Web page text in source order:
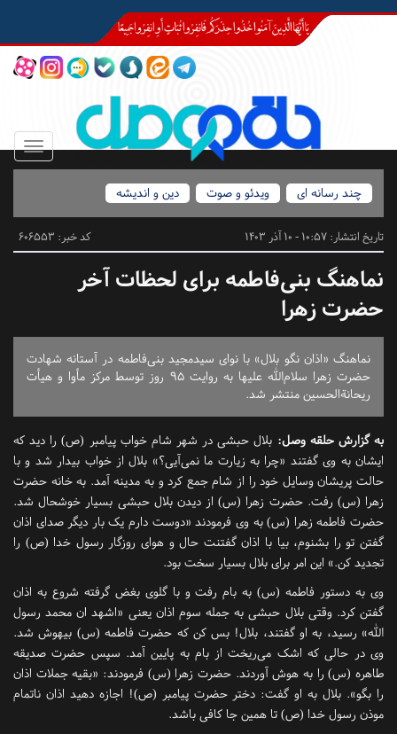
Toggle
چند رسانه ای
ویدئو و صوت دین و اندیشه
تاریخ انتشار: 10:57 - 10 آذر 1403 کد خبر: 606553
نماهنگ بنی‌فاطمه برای لحظات آخر
حضرت زهرا
نماهنگ «اذان نگو بلال» با نوای سیدمجید بنی‌فاطمه در آستانه شهادت
حضرت زهرا سلام‌الله علیها به روایت ۹۵ روز توسط مرکز مأوا و هیأت
ریحانةالحسین منتشر شد.
به گزارشحلقه وصل: بلال حبشی در شهر شام خواب پیامبر (ص) را دید که
ایشان به وی گفتند «چرا به زیارت ما نمی‌آیی؟» بلال از خواب بیدار شد و با
حالت پریشان وسایل خود را از شام جمع کرد و به مدینه آمد. به خانه حضرت
زهرا (س) رفت. حضرت زهرا (س) از دیدن بلال حبشی بسیار خوشحال شد.
حضرت فاطمه زهرا (س) به وی فرمودند «دوست دارم یک بار دیگر صدای اذان
گفتن تو را بشنوم، بیا با اذان گفتنت حال و هوای روزگار رسول خدا (ص) را
تجدید کن.» این امر برای بلال بسیار سخت بود.
وی به دستور فاطمه (س) به بام رفت و با گلوی بغض گرفته شروع به اذان
گفتن کرد. وقتی بلال حبشی به جمله سوم اذان یعنی «اشهد ان محمد رسول
الله» رسید، به او گفتند، بلال! بس کن که حضرت فاطمه (س) بیهوش شد.
وی در حالی که اشک می‌ریخت از بام به پایین آمد. سپس حضرت صدیقه
طاهره (س) را به هوش آوردند. حضرت زهرا (س) فرمودند: «بقیه جملات اذان
را بگو». بلال به او گفت: دختر حضرت پیامبر (ص)! اجازه دهید اذان ناتمام
موذن رسول خدا (ص) تا همین جا کافی باشد.